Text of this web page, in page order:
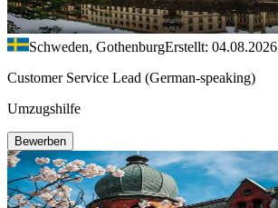
Schweden, GothenburgErstellt: 04.08.2026
Customer Service Lead (German-speaking)
Umzugshilfe
Bewerben